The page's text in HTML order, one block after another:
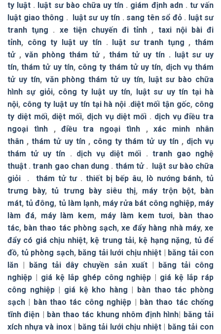
ty luật . luật sư bào chữa uy tín . giám định adn. tư vấn
luật giao thông . luật sư uy tín . sang tên sổ đỏ. luật sư
tranh tụng . xe tiện chuyến đi tỉnh , taxi nội bài đi
tỉnh, công ty luật uy tín. luật sư tranh tụng ,thám
tử,văn phòng thám tử,thám tử uy tín .
luật sư uy
tín,thám tử uy tín, công ty thám tử uy tín, dịch vụ thám
tử uy tín, văn phòng thám tử uy tín,
luật sư bào chữa
hình sự giỏi, công ty luật uy tín,
luật sư uy tín tại hà
nội, công ty luật uy tín tại hà nội .diệt mối tận gốc, công
ty diệt mối, diệt mối, dịch vụ diệt mối . dịch vụ điều tra
ngoại tình,điều tra ngoại tình,xác minh nhân
thân ,thám tử uy tín, công ty thám tử uy tín, dịch vụ
thám tử uy tín . dịch vụ diệt mối . tranh gao nghệ
thuật .tranh gao chan dung . thám tử.
luật sư bào chữa
giỏi . thám tử tư. thiết bị bếp âu, lò nướng bánh,tủ
trưng bày,tủ trưng bày siêu thị, máy trộn bột,
bàn
mát,tủ đông, tủ làm lạnh, máy rửa bát công nghiệp, máy
làm đá, máy làm kem, máy làm kem tươi,
bàn thao
tác, bàn thao tác phòng sạch,xe đẩy hàng nhà máy,xe
đẩy có giá chịu nhiệt, kệ trung tải, kệ hạng nặng, tủ để
đồ, tủ phòng sạch, băng tải lưới chịu nhiệt
băng tải con
lăn
băng tải dây chuyền sản xuất|
băng tải công
nghiệp
giá kệ lắp ghép công nghiệp
giá kệ lắp ráp
công nghiệp| giá kệ kho hàng
bàn thao tác phòng
sạch
bàn thao tác công nghiệp
bàn thao tác chống
tĩnh điện
bàn thao tác khung nhôm định hình
băng tải
xích nhựa và inox| băng tải lưới chịu nhiệt|
băng tải con